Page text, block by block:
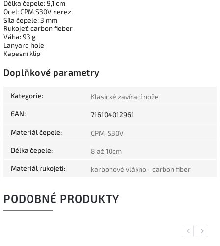
Délka čepele: 9,1 cm
Ocel: CPM S30V nerez
Síla čepele: 3 mm
Rukojeť: carbon fieber
Váha: 93 g
Lanyard hole
Kapesní klip
Doplňkové parametry
Kategorie: Klasické zavírací nože
EAN: 716104012961
Materiál čepele: CPM-S30V
Délka čepele: 8 až 10cm
Materiál rukojeti: karbonové vlákno - carbon fiber
PODOBNÉ PRODUKTY
Previous
Next